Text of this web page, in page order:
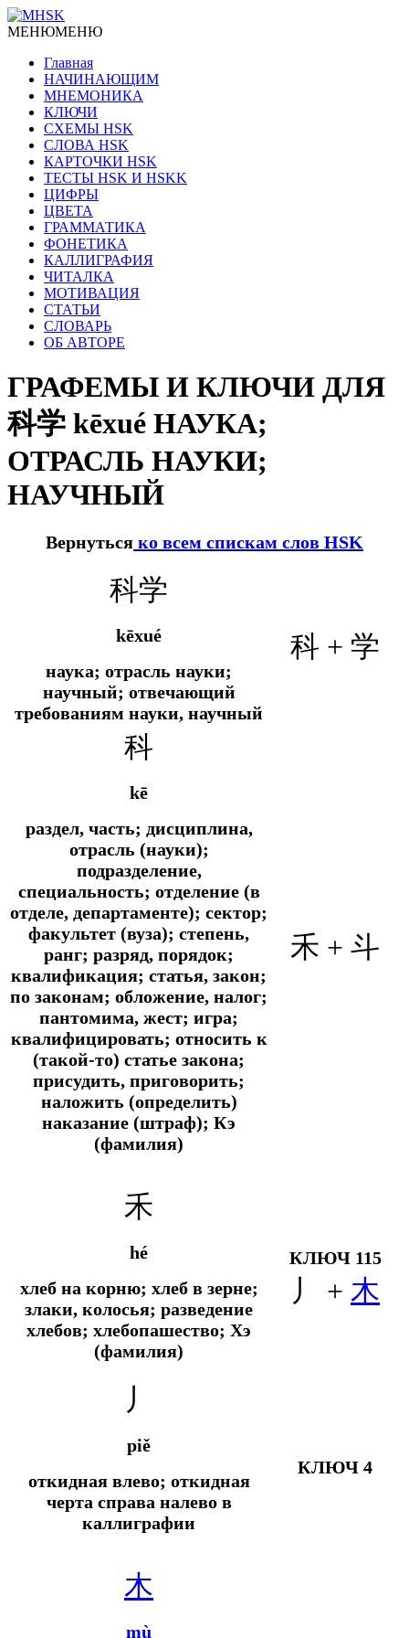
МЕНЮМЕНЮ
Главная
НАЧИНАЮЩИМ
МНЕМОНИКА
КЛЮЧИ
СХЕМЫ HSK
СЛОВА HSK
КАРТОЧКИ HSK
ТЕСТЫ HSK И HSKK
ЦИФРЫ
ЦВЕТА
ГРАММАТИКА
ФОНЕТИКА
КАЛЛИГРАФИЯ
ЧИТАЛКА
МОТИВАЦИЯ
СТАТЬИ
СЛОВАРЬ
ОБ АВТОРЕ
ГРАФЕМЫ И КЛЮЧИ ДЛЯ
科学 kēxué НАУКА;
ОТРАСЛЬ НАУКИ;
НАУЧНЫЙ
Вернуться ко всем спискам слов HSK
科学
kēxué
наука; отрасль науки;
научный; отвечающий
требованиям науки, научный
科 + 学
科
kē
раздел, часть; дисциплина,
отрасль (науки);
подразделение,
специальность; отделение (в
отделе, департаменте); сектор;
факультет (вуза); степень,
ранг; разряд, порядок;
квалификация; статья, закон;
по законам; обложение, налог;
пантомима, жест; игра;
квалифицировать; относить к
(такой-то) статье закона;
присудить, приговорить;
наложить (определить)
наказание (штраф); Кэ
(фамилия)
禾 + 斗
禾
hé
хлеб на корню; хлеб в зерне;
злаки, колосья; разведение
хлебов; хлебопашество; Хэ
(фамилия)
КЛЮЧ 115
丿 + 木
丿
piě
откидная влево; откидная
черта справа налево в
каллиграфии
КЛЮЧ 4
木
mù